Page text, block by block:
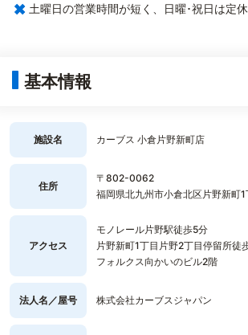
× 土曜日の営業時間が短く、日曜･祝日は定
基本情報
施設名 カーブス 小倉片野新町店
住所
〒802-0062
福岡県北九州市小倉北区片野新町
アクセス
モノレール片野駅徒歩5分
片野新町1丁目片野2丁目停留所徒
フォルクス向かいのビル2階
法人名／屋号 株式会社カーブスジャパン